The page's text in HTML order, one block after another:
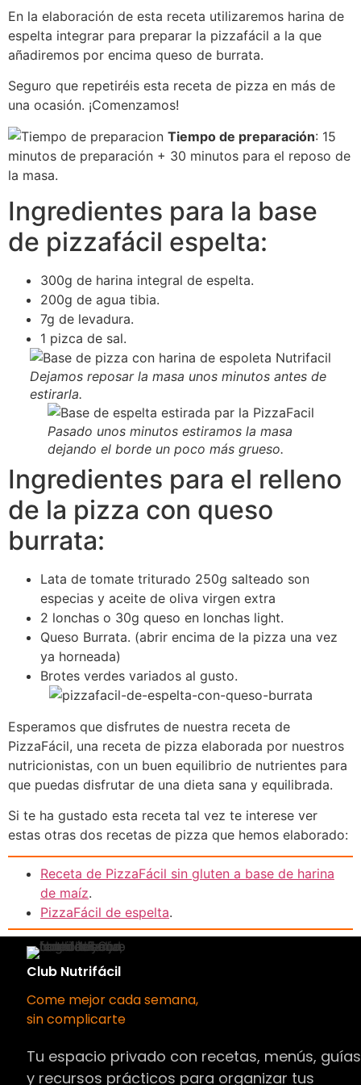
En la elaboración de esta receta utilizaremos harina de
espelta integrar para preparar la pizzafácil a la que
añadiremos por encima queso de burrata.
Seguro que repetiréis esta receta de pizza en más de
una ocasión. ¡Comenzamos!
Tiempo de preparación: 15
minutos de preparación + 30 minutos para el reposo de
la masa.
Ingredientes para la base
de pizzafácil espelta:
300g de harina integral de espelta.
200g de agua tibia.
7g de levadura.
1 pizca de sal.
Dejamos reposar la masa unos minutos antes de
estirarla.
Pasado unos minutos estiramos la masa
dejando el borde un poco más grueso.
Ingredientes para el relleno
de la pizza con queso
burrata:
Lata de tomate triturado 250g salteado son
especias y aceite de oliva virgen extra
2 lonchas o 30g queso en lonchas light.
Queso Burrata. (abrir encima de la pizza una vez
ya horneada)
Brotes verdes variados al gusto.
Esperamos que disfrutes de nuestra receta de
PizzaFácil, una receta de pizza elaborada por nuestros
nutricionistas, con un buen equilibrio de nutrientes para
que puedas disfrutar de una dieta sana y equilibrada.
Si te ha gustado esta receta tal vez te interese ver
estas otras dos recetas de pizza que hemos elaborado:
Receta de PizzaFácil sin gluten a base de harina
de maíz.
PizzaFácil de espelta.
Club Nutrifácil
Come mejor cada semana,
sin complicarte
Tu espacio privado con recetas, menús, guías
y recursos prácticos para organizar tus